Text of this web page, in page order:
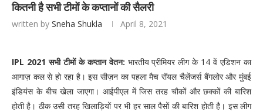
कितनी है सभी टीमों के कप्तानों की सैलरी
written by Sneha Shukla April 8, 2021
IPL 2021 सभी टीमों के कप्तान वेतन: भारतीय प्रीमियर लीग के 14 वें एडिशन का
आगाज़ कल से हो रहा है। इस सीज़न का पहला मैच रॉयल चैलेंजर्स बैंगलोर और मुंबई
इंडियंस के बीच खेला जाएगा। आईपीएल में जिस तरह चौकों और छक्कों की बारिश
होती है। ठीक उसी तरह खिलाड़ियों पर भी हर साल पैसों की बारिश होती है। इस लीग